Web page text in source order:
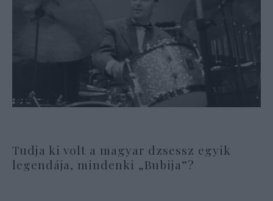
Tudja ki volt a magyar dzsessz egyik
legendája, mindenki „Bubija”?